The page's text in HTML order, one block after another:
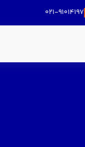
۰۲۱-۹۱۰۱۴۱۹۷